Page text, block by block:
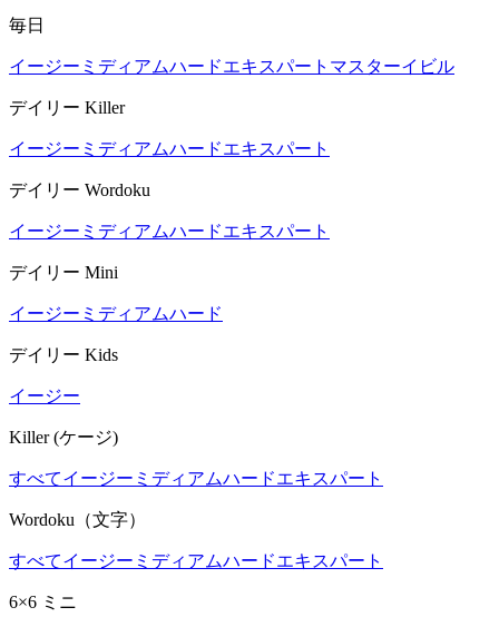
毎日
イージー ミディアムハードエキスパート マスターイビル
デイリー Killer
イージー ミディアムハードエキスパート
デイリー Wordoku
イージー ミディアムハードエキスパート
デイリー Mini
イージー ミディアムハード
デイリー Kids
イージー
Killer (ケージ)
すべてイージー ミディアムハードエキスパート
Wordoku（文字）
すべてイージー ミディアムハードエキスパート
6×6 ミニ